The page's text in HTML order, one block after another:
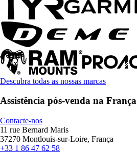
Descubra todas as nossas marcas
Assistência pós-venda na França
Contacte-nos
11 rue Bernard Maris
37270 Montlouis-sur-Loire, França
+33 1 86 47 62 58